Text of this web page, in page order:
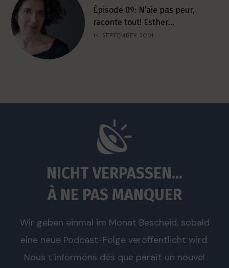
Épisode 09: N’aie pas peur,
raconte tout! Esther…
14. SEPTEMBER 2021
NICHT VERPASSEN...
À NE PAS MANQUER
Wir geben einmal im Monat Bescheid, sobald
eine neue Podcast-Folge veröffentlicht wird.
Nous t’informons dès que paraît un nouvel